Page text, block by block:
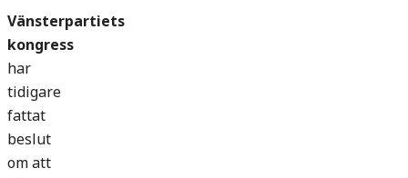
Vänsterpartiets
kongress
har
tidigare
fattat
beslut
om att